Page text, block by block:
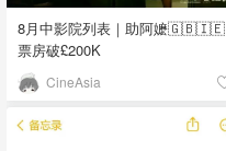
8月中影院列表｜助阿嬷🇬🇧🇮🇪
票房破£200K
CineAsia